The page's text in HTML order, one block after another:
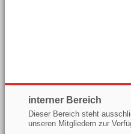
interner Bereich
Dieser Bereich steht
unseren Mitgliedern zur